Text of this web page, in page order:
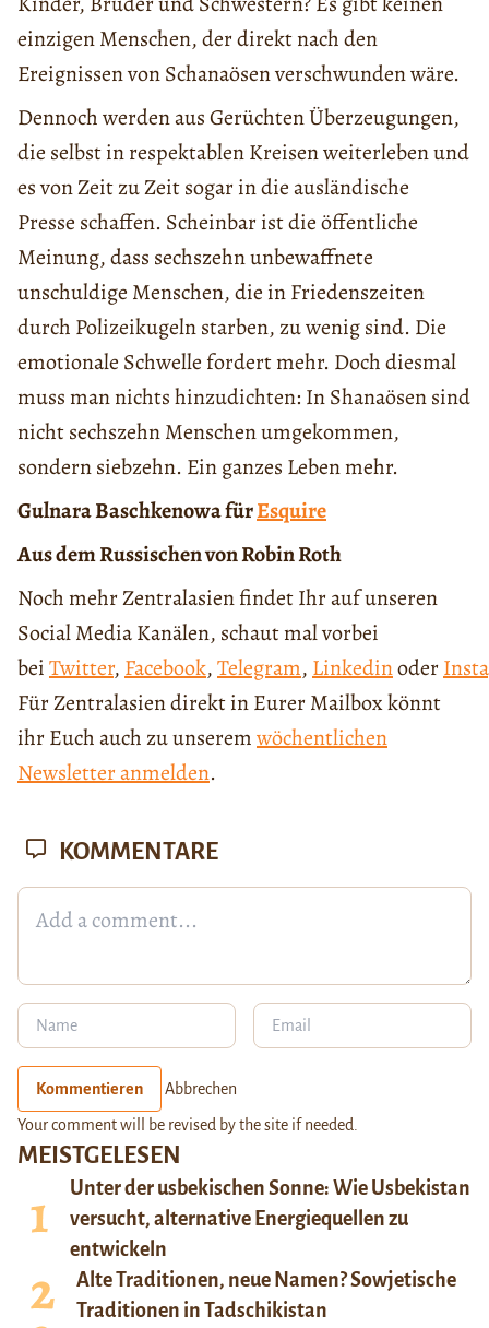
einzigen Menschen, der direkt nach den
Ereignissen von Schanaösen verschwunden wäre.
Dennoch werden aus Gerüchten Überzeugungen,
die selbst in respektablen Kreisen weiterleben und
es von Zeit zu Zeit sogar in die ausländische
Presse schaffen. Scheinbar ist die öffentliche
Meinung, dass sechszehn unbewaffnete
unschuldige Menschen, die in Friedenszeiten
durch Polizeikugeln starben, zu wenig sind. Die
emotionale Schwelle fordert mehr. Doch diesmal
muss man nichts hinzudichten: In Shanaösen sind
nicht sechszehn Menschen umgekommen,
sondern siebzehn. Ein ganzes Leben mehr.
Gulnara Baschkenowa fürEsquire
Aus dem Russischen von Robin Roth
Noch mehr Zentralasien findet Ihr auf unseren
Social Media Kanälen, schaut mal vorbei
beiTwitter, Facebook,Telegram, Linkedinoder
Für Zentralasien direkt in Eurer Mailbox könnt
ihr Euch auch zu unseremwöchentlichen
Newsletter anmelden.
MEISTGELESEN
Unter der usbekischen Sonne: Wie Usbekistan
versucht, alternative Energiequellen zu
entwickeln
Alte Traditionen, neue Namen? Sowjetische
Traditionen in Tadschikistan
KOMMENTARE
Kommentieren Abbrechen
Your comment will be revised by the site if needed.